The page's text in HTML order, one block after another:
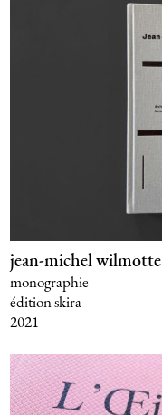
jean-michel wilmotte
monographie
édition skira
2021